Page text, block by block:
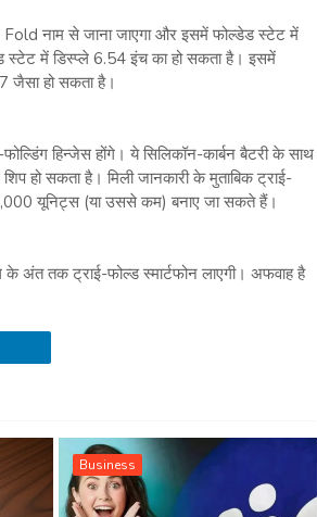
नाम से जाना जाएगा और इसमें फोल्डेड स्टेट में
स्टेट में डिस्प्ले 6.54 इंच का हो सकता है। इसमें
जैसा हो सकता है।
हिन्जेस होंगे। ये सिलिकॉन-कार्बन बैटरी के साथ
सकता है। मिली जानकारी के मुताबिक ट्राई-
यूनिट्स (या उससे कम) बनाए जा सकते हैं।
अंत तक ट्राई-फोल्ड स्मार्टफोन लाएगी। अफवाह है
Business